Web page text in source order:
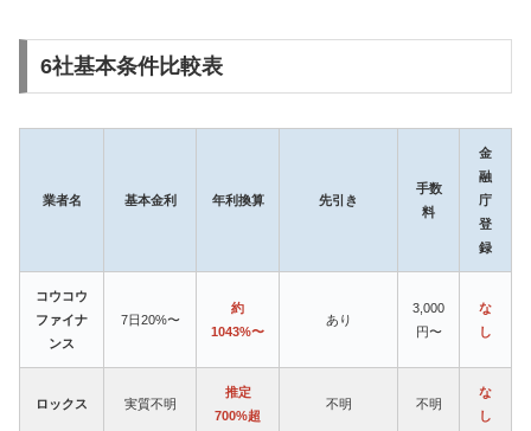
6社基本条件比較表
業者名 基本金利 年利換算 先引き
手数
料
金
融
庁
登
録
コウコウ
ファイナ
ンス
7日20%〜
約
1043%〜
あり
3,000
円〜
な
し
ロックス 実質不明
推定
700%超
不明 不明
な
し